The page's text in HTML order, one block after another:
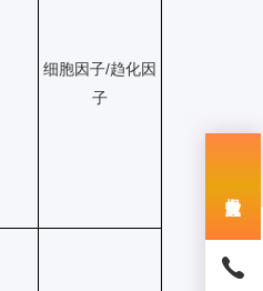
细胞因子/趋化因
子